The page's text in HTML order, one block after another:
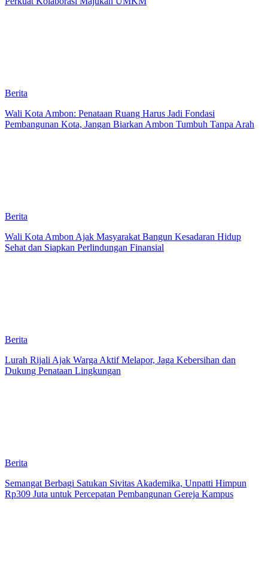
Berita
Wali Kota Ambon: Penataan Ruang Harus Jadi Fondasi
Pembangunan Kota, Jangan Biarkan Ambon Tumbuh Tanpa Arah
Berita
Wali Kota Ambon Ajak Masyarakat Bangun Kesadaran Hidup
Sehat dan Siapkan Perlindungan Finansial
Berita
Lurah Rijali Ajak Warga Aktif Melapor, Jaga Kebersihan dan
Dukung Penataan Lingkungan
Berita
Semangat Berbagi Satukan Sivitas Akademika, Unpatti Himpun
Rp309 Juta untuk Percepatan Pembangunan Gereja Kampus